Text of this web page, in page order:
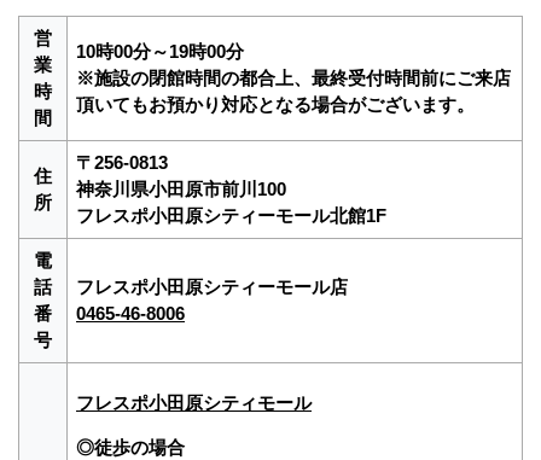
営
業
時
間
10時00分～19時00分
※施設の閉館時間の都合上、最終受付時間前にご来店
頂いてもお預かり対応となる場合がございます。
住
所
〒256-0813
神奈川県小田原市前川100
フレスポ小田原シティーモール北館1F
電
話
番
号
フレスポ小田原シティーモール店
0465-46-8006
フレスポ小田原シティモール
◎徒歩の場合